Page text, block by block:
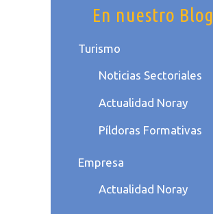
En nuestro Blog
Turismo
Noticias Sectoriales
Actualidad Noray
Píldoras Formativas
Empresa
Actualidad Noray